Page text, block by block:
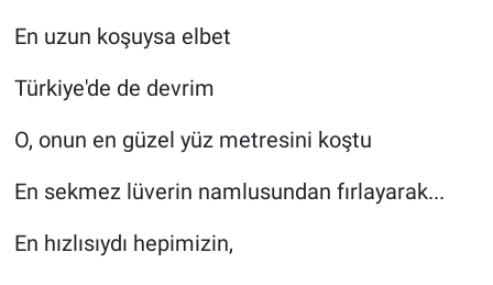
En uzun koşuysa elbet
Türkiye'de de devrim
O, onun en güzel yüz metresini koştu
En sekmez lüverin namlusundan fırlayarak...
En hızlısıydı hepimizin,